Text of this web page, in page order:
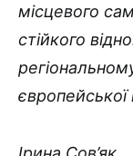
місцевого
стійкого
європейської